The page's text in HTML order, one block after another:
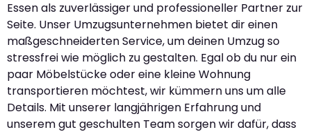
Essen als zuverlässiger und professioneller Partner zur
Seite. Unser Umzugsunternehmen bietet dir einen
maßgeschneiderten Service, um deinen Umzug so
stressfrei wie möglich zu gestalten. Egal ob du nur ein
paar Möbelstücke oder eine kleine Wohnung
transportieren möchtest, wir kümmern uns um alle
Details. Mit unserer langjährigen Erfahrung und
unserem gut geschulten Team sorgen wir dafür, dass